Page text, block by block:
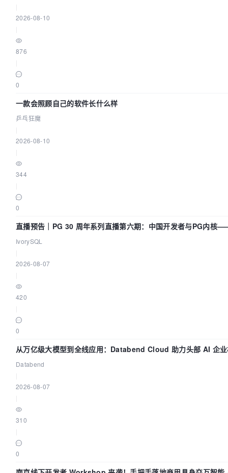
2026-08-10
876
0
一款会照顾自己的软件长什么样
乒乓狂魔
2026-08-10
344
0
直播预告｜PG 30 周年系列直播第六期：中国开发者与PG内核
IvorySQL
2026-08-07
420
0
从万亿级大模型到全线应用：Databend Cloud 助力头部 AI 企
Databend
2026-08-07
310
0